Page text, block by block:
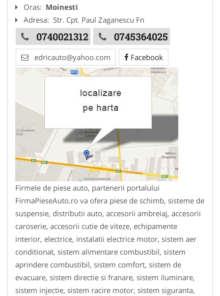
Oras: Moinesti
Adresa: Str. Cpt. Paul Zaganescu Fn
0740021312 0745364025
edricauto@yahoo.com Facebook
Firmele de piese auto, partenerii portalului
FirmaPieseAuto.ro va ofera piese de schimb, sisteme de
suspensie, distributii auto, accesorii ambreiaj, accesorii
caroserie, accesorii cutie de viteze, echipamente
interior, electrice, instalatii electrice motor, sistem aer
conditionat, sistem alimentare combustibil, sistem
aprindere combustibil, sistem comfort, sistem de
evacuare, sistem directie si franare, sistem iluminare,
sistem injectie, sistem racire motor, sistem siguranta,